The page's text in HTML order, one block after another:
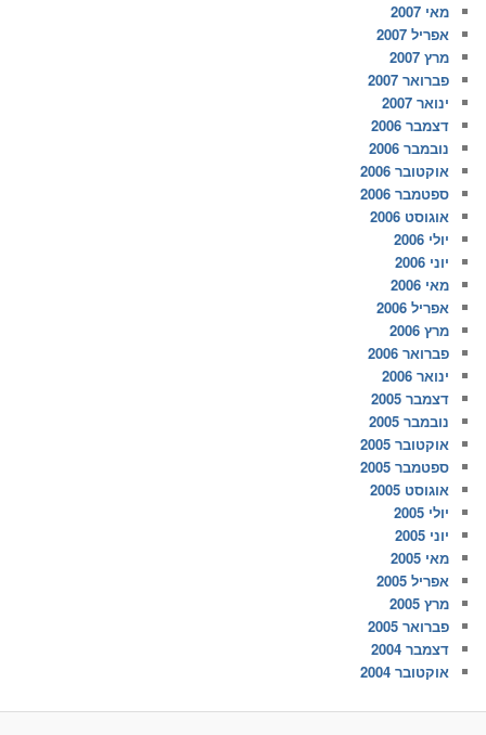
מאי 2007
אפריל 2007
מרץ 2007
פברואר 2007
ינואר 2007
דצמבר 2006
נובמבר 2006
אוקטובר 2006
ספטמבר 2006
אוגוסט 2006
יולי 2006
יוני 2006
מאי 2006
אפריל 2006
מרץ 2006
פברואר 2006
ינואר 2006
דצמבר 2005
נובמבר 2005
אוקטובר 2005
ספטמבר 2005
אוגוסט 2005
יולי 2005
יוני 2005
מאי 2005
אפריל 2005
מרץ 2005
פברואר 2005
דצמבר 2004
אוקטובר 2004